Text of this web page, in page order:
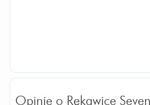
Opinie o Rękawice